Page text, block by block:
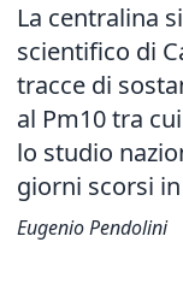
La centralina
scientifico di
tracce di
al Pm10 tra
lo studio
giorni scorsi
Eugenio Pendolini